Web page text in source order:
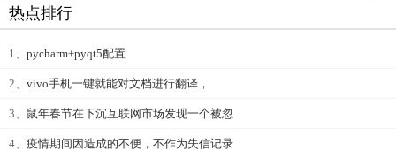
热点排行
1、 pycharm+pyqt5配置
2、 vivo手机一键就能对文档进行翻译，
3、 鼠年春节在下沉互联网市场发现一个被忽
4、 疫情期间因造成的不便，不作为失信记录